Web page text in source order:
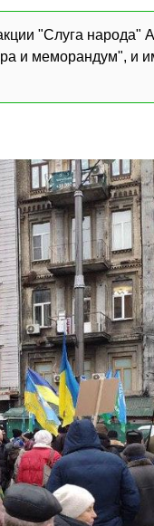
"Слуга народа"
и меморандум", и